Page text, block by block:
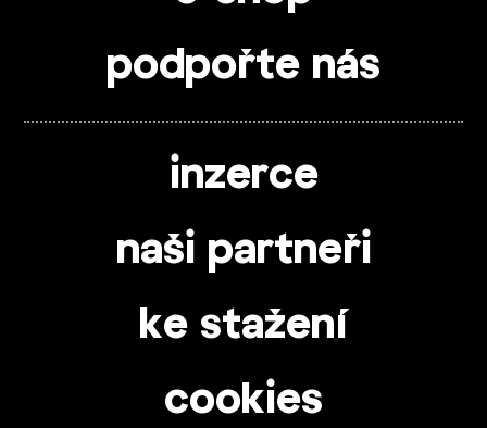
podpořte nás
inzerce
naši partneři
ke stažení
cookies